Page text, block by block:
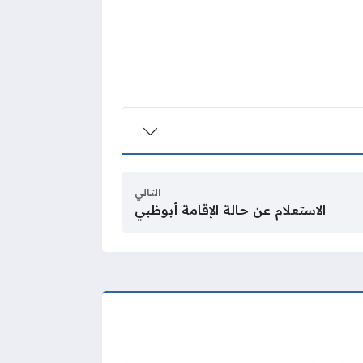
التالي
الاستعلام عن حالة الإقامة أبوظبي